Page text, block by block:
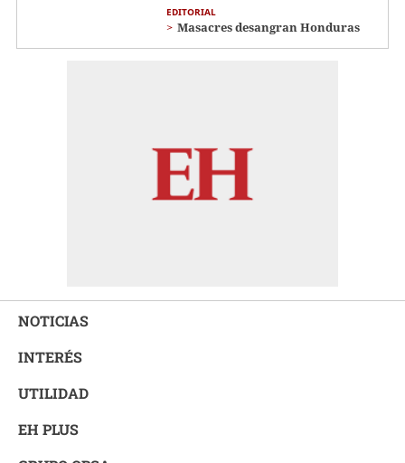
EDITORIAL
Masacres desangran Honduras
NOTICIAS
INTERÉS
UTILIDAD
EH PLUS